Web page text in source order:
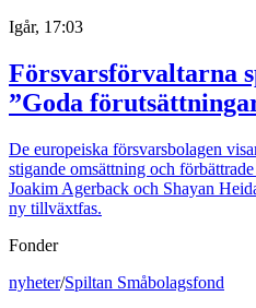
Igår, 17:03
Försvarsförvaltarna
”Goda
De europeiska försvarsbolagen
stigande omsättning och
Joakim Agerback och Shayan
ny tillväxtfas.
Fonder
nyheter/Spiltan Småbolagsfond